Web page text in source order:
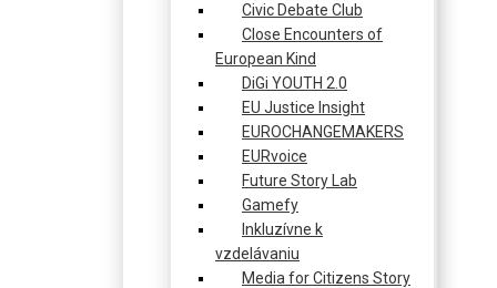
Civic Debate Club
Close Encounters of
European Kind
DiGi YOUTH 2.0
EU Justice Insight
EUROCHANGEMAKERS
EURvoice
Future Story Lab
Gamefy
Inkluzívne k
vzdelávaniu
Media for Citizens Story